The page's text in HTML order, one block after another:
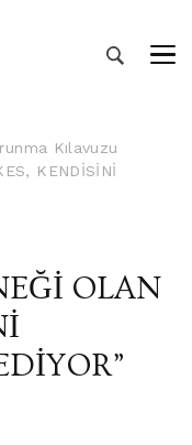
Kılavuzu
KENDİSİNİ
OLAN